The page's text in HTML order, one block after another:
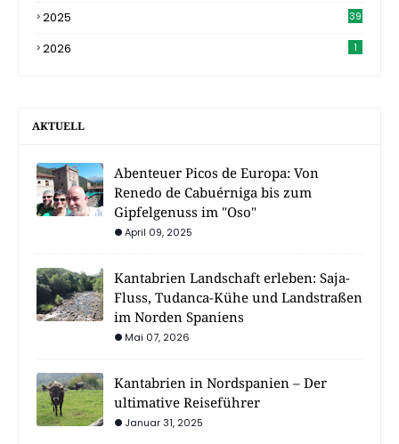
2025 39
2026 1
AKTUELL
Abenteuer Picos de Europa: Von
Renedo de Cabuérniga bis zum
Gipfelgenuss im "Oso"
April 09, 2025
Kantabrien Landschaft erleben: Saja-
Fluss, Tudanca-Kühe und Landstraßen
im Norden Spaniens
Mai 07, 2026
Kantabrien in Nordspanien – Der
ultimative Reiseführer
Januar 31, 2025